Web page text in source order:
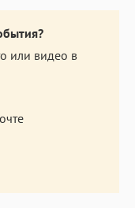
или видео в